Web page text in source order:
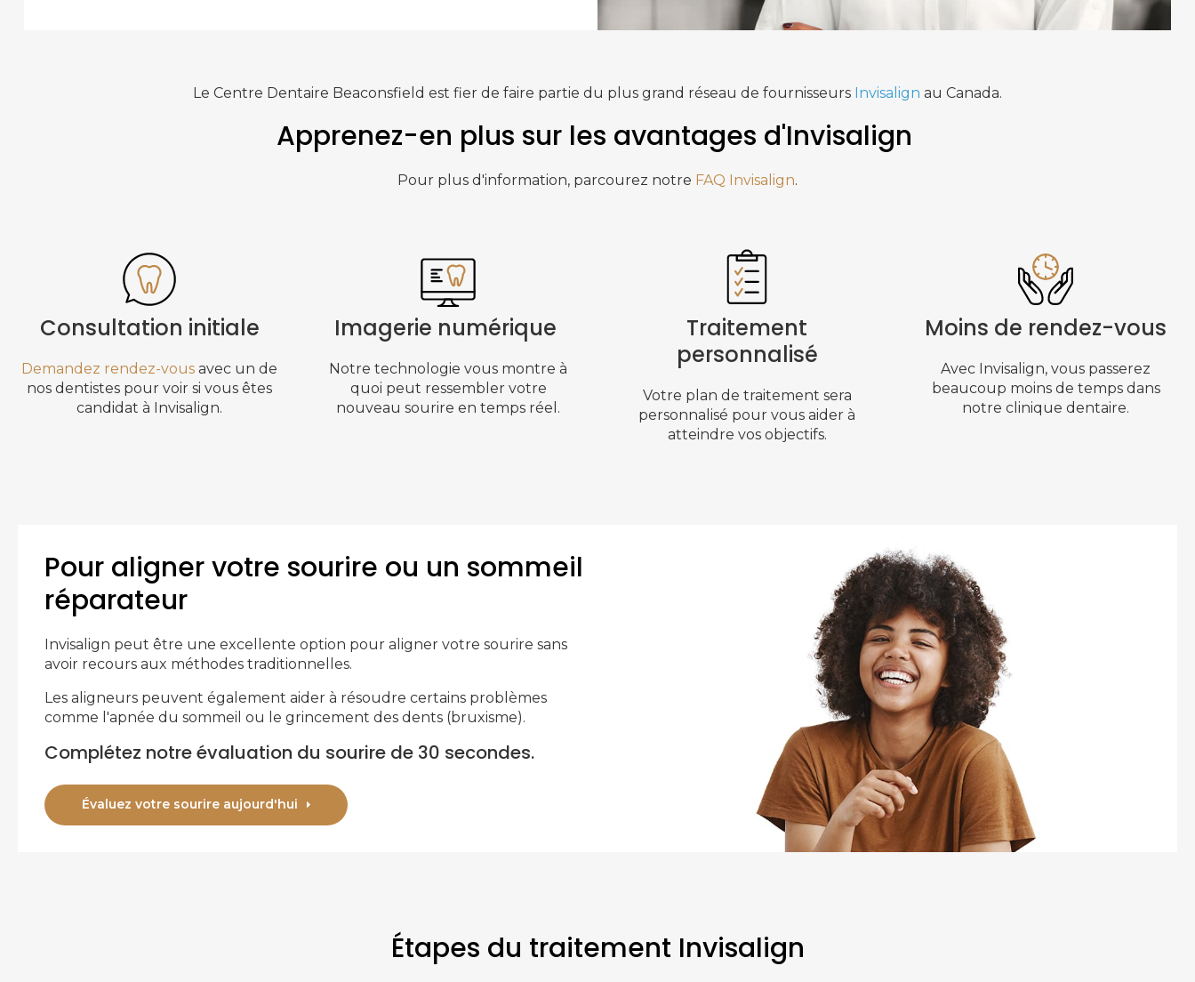
Le Centre Dentaire Beaconsfield est fier de faire partie du plus grand réseau de fournisseurs Invisalign au Canada.
Apprenez-en plus sur les avantages d'Invisalign
Pour plus d'information, parcourez notre FAQ Invisalign.
Consultation initiale
Demandez rendez-vous avec un de
nos dentistes pour voir si vous êtes
candidat à Invisalign.
Imagerie numérique
Notre technologie vous montre à
quoi peut ressembler votre
nouveau sourire en temps réel.
Traitement
personnalisé
Votre plan de traitement sera
personnalisé pour vous aider à
atteindre vos objectifs.
Moins de rendez-vous
Avec Invisalign, vous passerez
beaucoup moins de temps dans
notre clinique dentaire.
Pour aligner votre sourire ou un sommeil
réparateur
Invisalign peut être une excellente option pour aligner votre sourire sans
avoir recours aux méthodes traditionnelles.
Les aligneurs peuvent également aider à résoudre certains problèmes
comme l'apnée du sommeil ou le grincement des dents (bruxisme).
Complétez notre évaluation du sourire de 30 secondes.
Évaluez votre sourire aujourd'hui
Étapes du traitement Invisalign